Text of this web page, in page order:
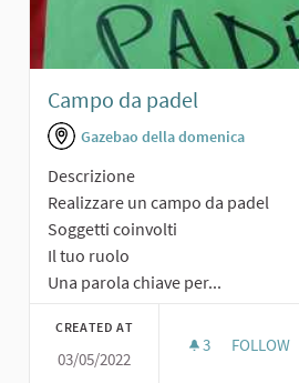
Campo da padel
Gazebao della domenica
Descrizione
Realizzare un campo da padel
Soggetti coinvolti
Il tuo ruolo
Una parola chiave per...
CREATED AT
03/05/2022
3 3
FOLLOW